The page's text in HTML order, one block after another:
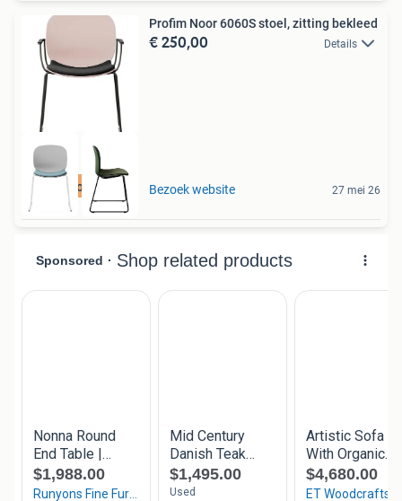
Best beoordeeld
Profim Noor 6060S stoel, zitting bekleed
€ 250,00 Details
Bezoek website 27 mei 26